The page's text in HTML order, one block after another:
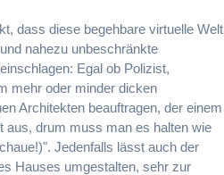
dass diese begehbare virtuelle Welt
nahezu unbeschränkte
Egal ob Polizist,
mehr oder minder dicken
Architekten beauftragen, der einem
aus, drum muss man es halten wie
Jedenfalls lässt auch der
Hauses umgestalten, sehr zur